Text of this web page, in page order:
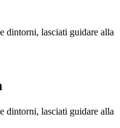
dintorni, lasciati guidare alla
dintorni, lasciati guidare alla